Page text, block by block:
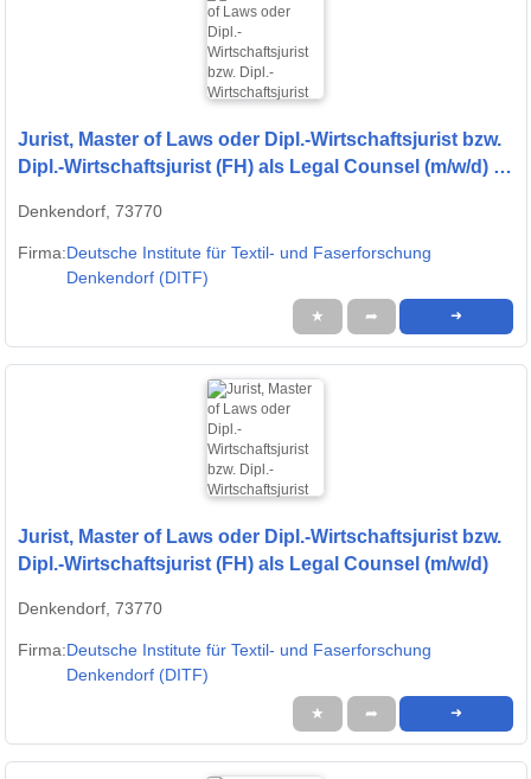
Jurist, Master of Laws oder Dipl.-Wirtschaftsjurist bzw.
Dipl.-Wirtschaftsjurist (FH) als Legal Counsel (m/w/d) -
Denkendorf (DITF)
Denkendorf, 73770
Firma:Deutsche Institute für Textil- und Faserforschung
Denkendorf (DITF)
★ ➦ ➜
Jurist, Master of Laws oder Dipl.-Wirtschaftsjurist bzw.
Dipl.-Wirtschaftsjurist (FH) als Legal Counsel (m/w/d)
Denkendorf, 73770
Firma:Deutsche Institute für Textil- und Faserforschung
Denkendorf (DITF)
★ ➦ ➜